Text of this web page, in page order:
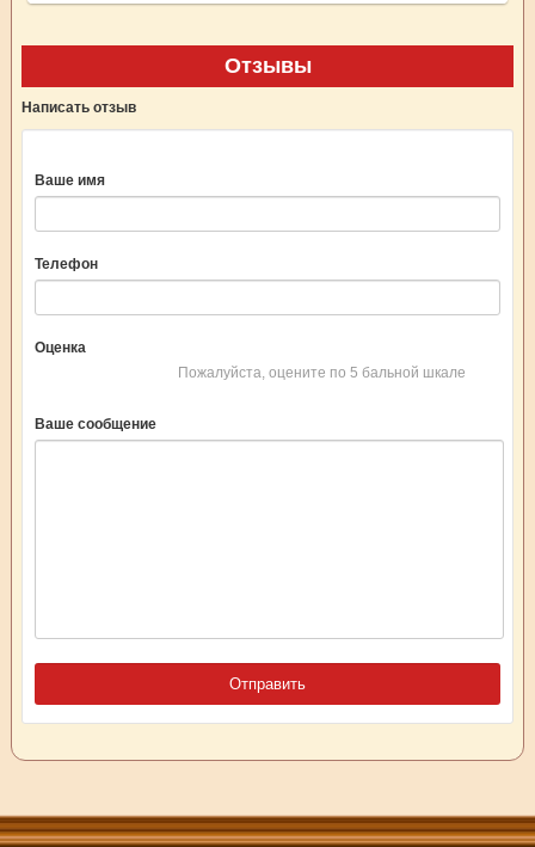
Отзывы
Написать отзыв
Ваше имя
Телефон
Оценка
Пожалуйста, оцените по 5 бальной шкале
Ваше сообщение